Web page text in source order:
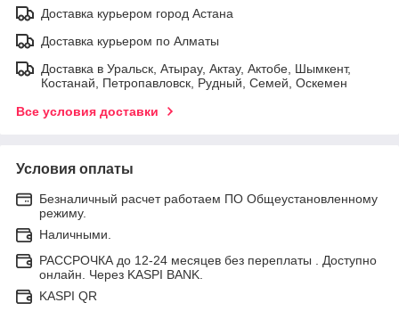
Доставка курьером город Астана
Доставка курьером по Алматы
Доставка в Уральск, Атырау, Актау, Актобе, Шымкент,
Костанай, Петропавловск, Рудный, Семей, Оскемен
Все условия доставки
Условия оплаты
Безналичный расчет работаем ПО Общеустановленному
режиму.
Наличными.
РАССРОЧКА до 12-24 месяцев без переплаты . Доступно
онлайн. Через KASPI BANK.
KASPI QR